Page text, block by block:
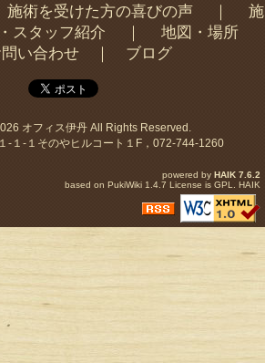
施術を受けた方の喜びの声｜ 施
スタッフ紹介
地図・場所
い合わせ｜ ブログ
オフィス伊丹All Rights Reserved.
-１-１そのやヒルコート１F，072-744-1260
powered by HAIK 7.6.2
based on PukiWiki 1.4.7 License is GPL. HAIK